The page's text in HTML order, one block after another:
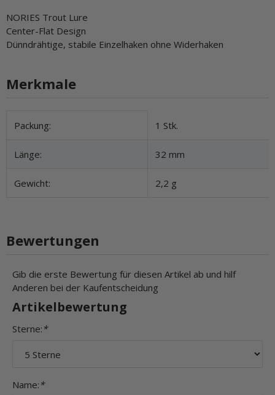
NORIES Trout Lure
Center-Flat Design
Dünndrähtige, stabile Einzelhaken ohne Widerhaken
Merkmale
Produkteigenschaft
Wert
Packung: 1 Stk.
Länge: 32 mm
Gewicht: 2,2 g
Bewertungen
Gib die erste Bewertung für diesen Artikel ab und hilf
Anderen bei der Kaufentscheidung
Artikelbewertung
Sterne: *
Name: *